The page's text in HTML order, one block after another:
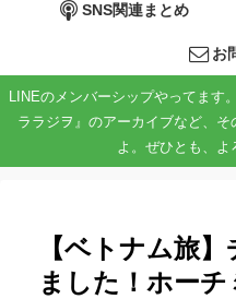
SNS関連まとめ
お
LINEのメンバーシップやってます
ララジヲ』のアーカイブなど、
よ。ぜひとも、よ
【ベトナム旅
ました！ホー